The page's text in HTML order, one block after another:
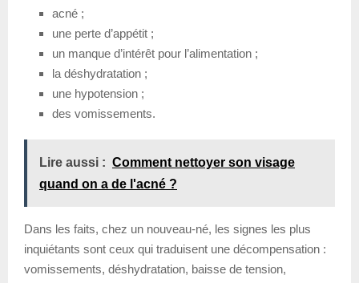
acné ;
une perte d’appétit ;
un manque d’intérêt pour l’alimentation ;
la déshydratation ;
une hypotension ;
des vomissements.
Lire aussi : Comment nettoyer son visage
quand on a de l'acné ?
Dans les faits, chez un nouveau-né, les signes les plus
inquiétants sont ceux qui traduisent une décompensation :
vomissements, déshydratation, baisse de tension,